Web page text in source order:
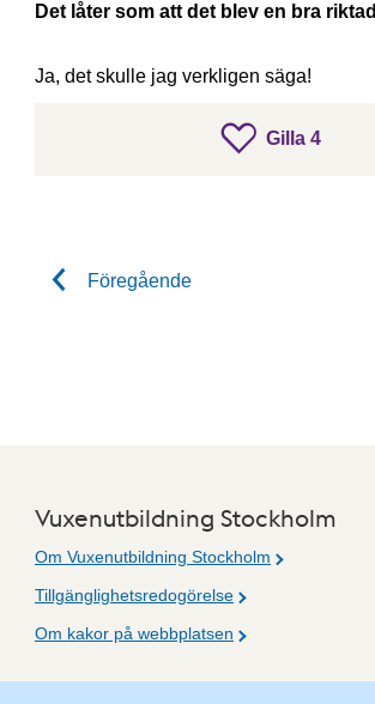
Gilla 4gillar
Det låter som att det blev en bra
Ja, det skulle jag verkligen säga!
Föregående
Vuxenutbildning Stockholm
Om Vuxenutbildning Stockholm
Tillgänglighetsredogörelse
Om kakor på webbplatsen